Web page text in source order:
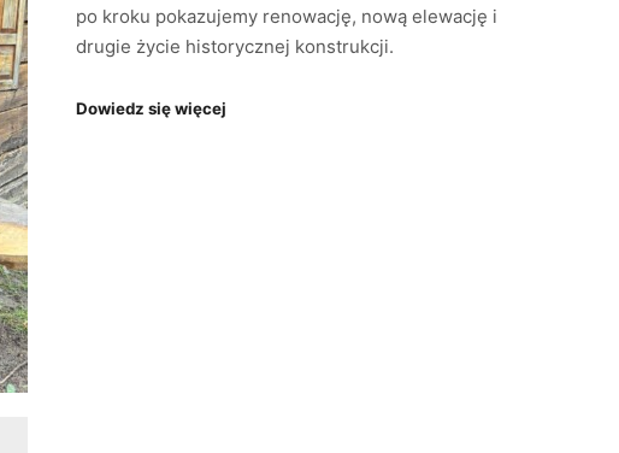
po kroku pokazujemy renowację, nową elewację i
drugie życie historycznej konstrukcji.
Dowiedz się więcej